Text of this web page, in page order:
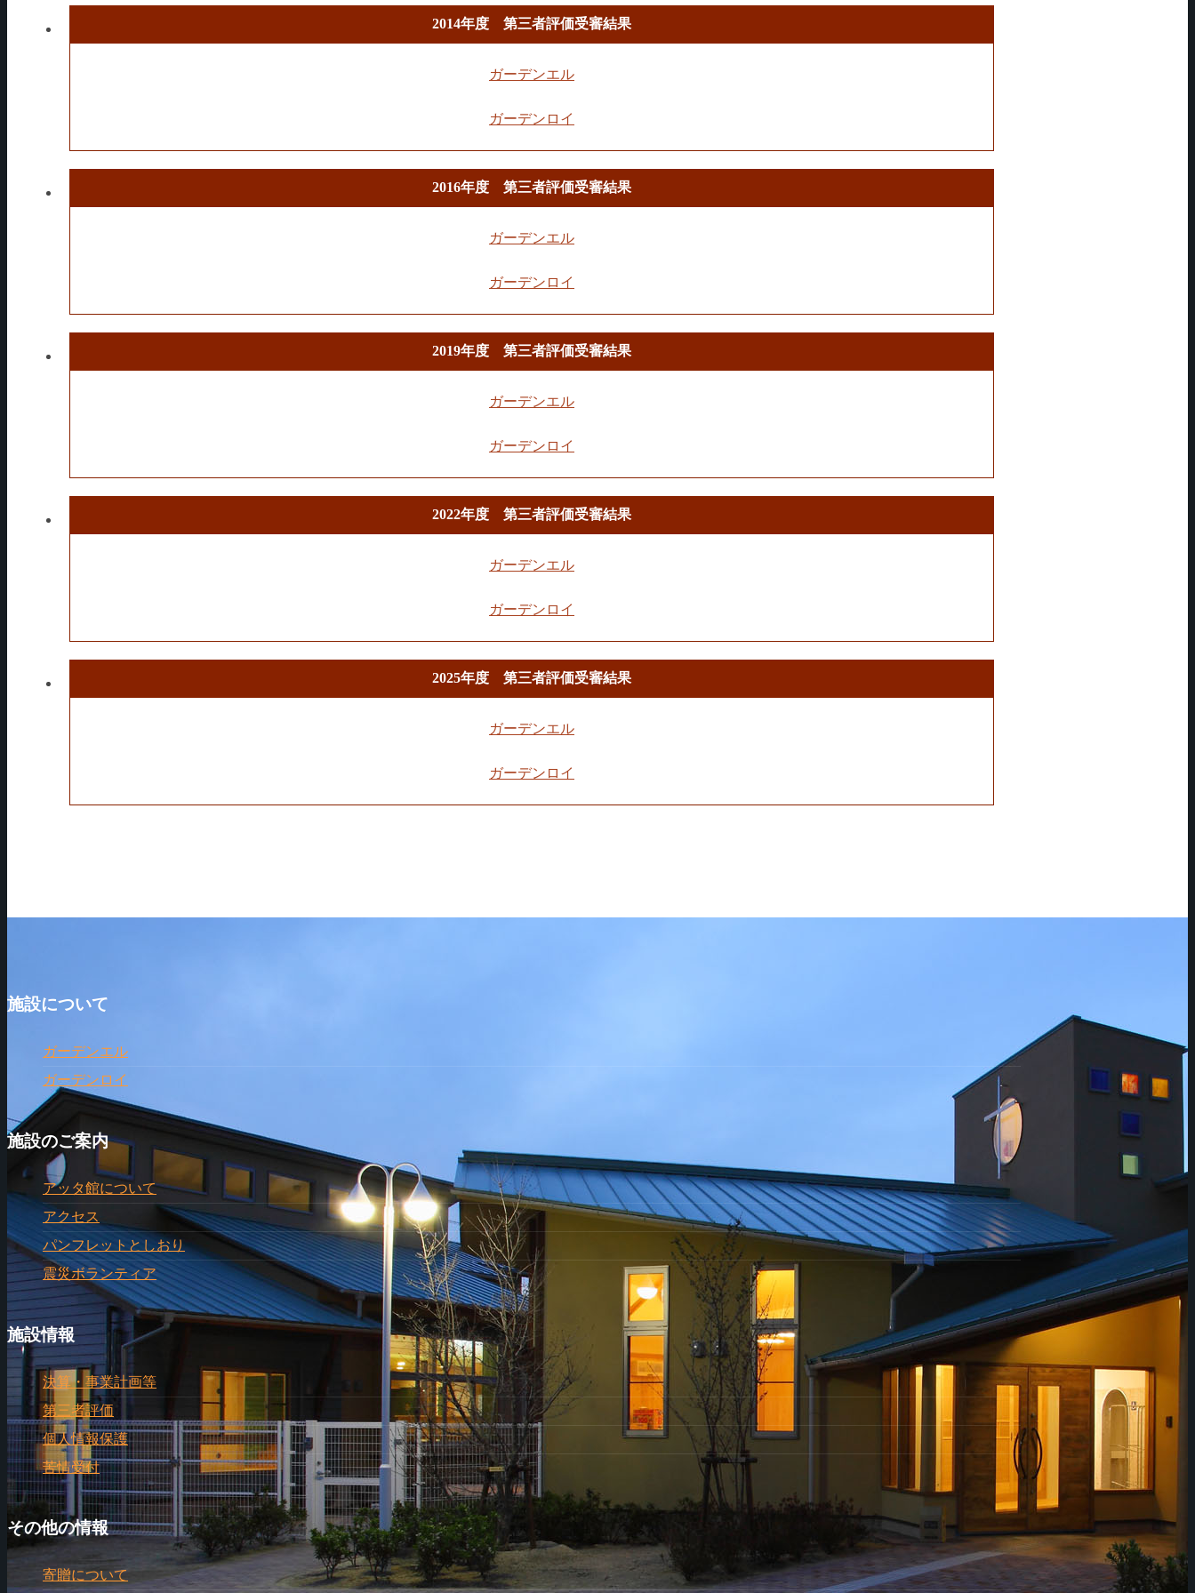
2014年度 第三者評価受審結果
ガーデンエル
ガーデンロイ
2016年度 第三者評価受審結果
ガーデンエル
ガーデンロイ
2019年度 第三者評価受審結果
ガーデンエル
ガーデンロイ
2022年度 第三者評価受審結果
ガーデンエル
ガーデンロイ
2025年度 第三者評価受審結果
ガーデンエル
ガーデンロイ
施設について
ガーデンエル
ガーデンロイ
施設のご案内
アッタ館について
アクセス
パンフレットとしおり
震災ボランティア
施設情報
決算・事業計画等
第三者評価
個人情報保護
苦情受付
その他の情報
寄贈について